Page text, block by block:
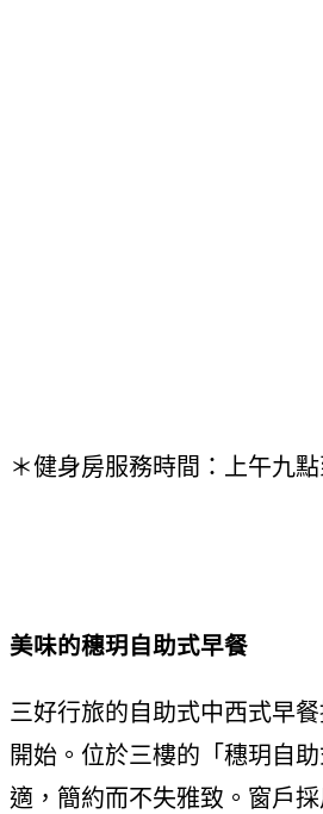
＊健身房服務時間：上午九
美味的穗玥自助式早餐
三好行旅的自助式中西式早
開始。位於三樓的「穗玥自
適，簡約而不失雅致。窗戶